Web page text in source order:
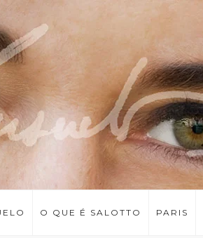
O QUE É SALOTTO PARIS